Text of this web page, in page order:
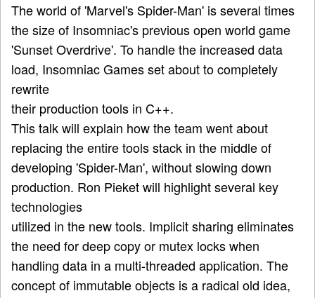
The world of 'Marvel's Spider-Man' is several times
the size of Insomniac's previous open world game
'Sunset Overdrive'. To handle the increased data
load, Insomniac Games set about to completely
rewrite
their production tools in C++.
This talk will explain how the team went about
replacing the entire tools stack in the middle of
developing 'Spider-Man', without slowing down
production. Ron Pieket will highlight several key
technologies
utilized in the new tools. Implicit sharing eliminates
the need for deep copy or mutex locks when
handling data in a multi-threaded application. The
concept of immutable objects is a radical old idea,